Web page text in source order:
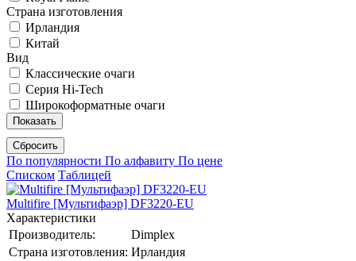
Страна изготовления
Ирландия
Китай
Вид
Классические очаги
Серия Hi-Tech
Широкоформатные очаги
Показать
Сбросить
По популярности По алфавиту По цене
Списком Таблицей
Multifire [Мультифаэр] DF3220-EU
Характеристики
Производитель:
Dimplex
Страна изготовления: Ирландия